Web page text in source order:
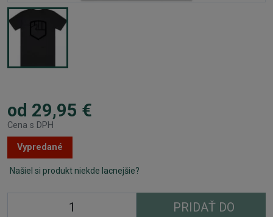
od 29,95 €
Cena s DPH
Vypredané
Našiel si produkt niekde lacnejšie?
PRIDAŤ DO